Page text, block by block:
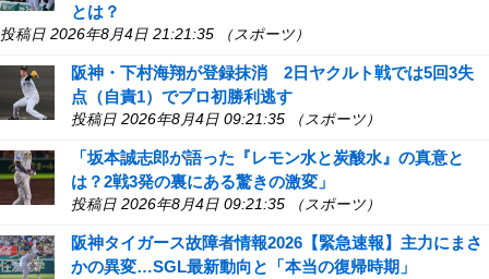
とは？
投稿日 2026年8月4日 21:21:35 （スポーツ）
阪神・下村海翔が登録抹消 2日ヤクルト戦では5回3失
点（自責1）でプロ初勝利逃す
投稿日 2026年8月4日 09:21:35 （スポーツ）
「坂本誠志郎が語った『レモン水と炭酸水』の真意と
は？2戦3発の裏にある驚きの激変」
投稿日 2026年8月4日 09:21:35 （スポーツ）
阪神タイガース故障者情報2026【緊急速報】主力にまさ
かの異変…SGL最新動向と「本当の復帰時期」